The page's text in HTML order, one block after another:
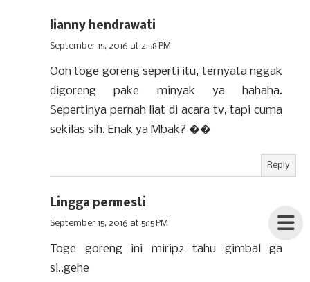
lianny hendrawati
September 15, 2016 at 2:58 PM
Ooh toge goreng seperti itu, ternyata nggak
digoreng pake minyak ya hahaha.
Sepertinya pernah liat di acara tv, tapi cuma
sekilas sih. Enak ya Mbak? ��
Reply
Lingga permesti
September 15, 2016 at 5:15 PM
Toge goreng ini mirip2 tahu gimbal ga
si..gehe